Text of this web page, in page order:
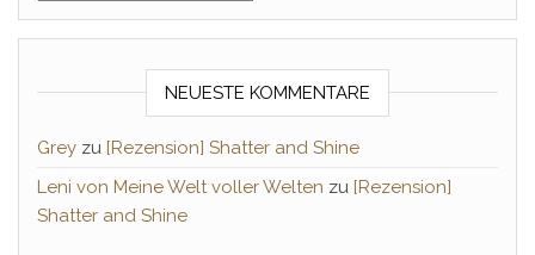
NEUESTE KOMMENTARE
Grey zu [Rezension] Shatter and Shine
Leni von Meine Welt voller Welten zu [Rezension]
Shatter and Shine